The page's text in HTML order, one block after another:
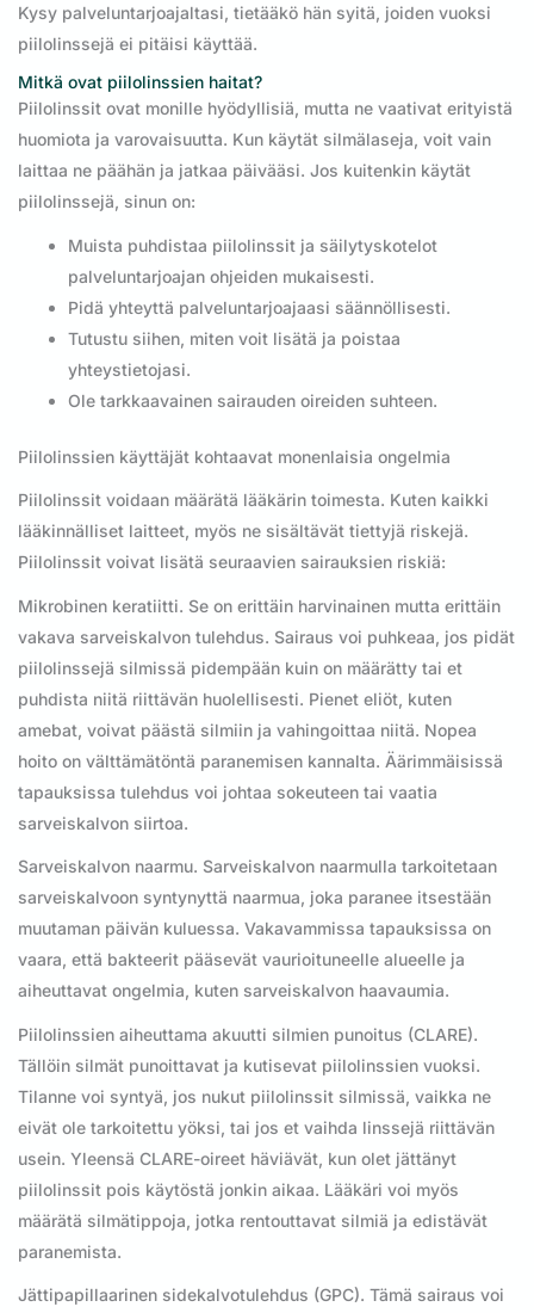
Kysy palveluntarjoajaltasi, tietääkö hän syitä, joiden vuoksi
piilolinssejä ei pitäisi käyttää.
Mitkä ovat piilolinssien haitat?
Piilolinssit ovat monille hyödyllisiä, mutta ne vaativat erityistä
huomiota ja varovaisuutta. Kun käytät silmälaseja, voit vain
laittaa ne päähän ja jatkaa päivääsi. Jos kuitenkin käytät
piilolinssejä, sinun on:
Muista puhdistaa piilolinssit ja säilytyskotelot
palveluntarjoajan ohjeiden mukaisesti.
Pidä yhteyttä palveluntarjoajaasi säännöllisesti.
Tutustu siihen, miten voit lisätä ja poistaa
yhteystietojasi.
Ole tarkkaavainen sairauden oireiden suhteen.
Piilolinssien käyttäjät kohtaavat monenlaisia ongelmia
Piilolinssit voidaan määrätä lääkärin toimesta. Kuten kaikki
lääkinnälliset laitteet, myös ne sisältävät tiettyjä riskejä.
Piilolinssit voivat lisätä seuraavien sairauksien riskiä:
Mikrobinen keratiitti. Se on erittäin harvinainen mutta erittäin
vakava sarveiskalvon tulehdus. Sairaus voi puhkeaa, jos pidät
piilolinssejä silmissä pidempään kuin on määrätty tai et
puhdista niitä riittävän huolellisesti. Pienet eliöt, kuten
amebat, voivat päästä silmiin ja vahingoittaa niitä. Nopea
hoito on välttämätöntä paranemisen kannalta. Äärimmäisissä
tapauksissa tulehdus voi johtaa sokeuteen tai vaatia
sarveiskalvon siirtoa.
Sarveiskalvon naarmu. Sarveiskalvon naarmulla tarkoitetaan
sarveiskalvoon syntynyttä naarmua, joka paranee itsestään
muutaman päivän kuluessa. Vakavammissa tapauksissa on
vaara, että bakteerit pääsevät vaurioituneelle alueelle ja
aiheuttavat ongelmia, kuten sarveiskalvon haavaumia.
Piilolinssien aiheuttama akuutti silmien punoitus (CLARE).
Tällöin silmät punoittavat ja kutisevat piilolinssien vuoksi.
Tilanne voi syntyä, jos nukut piilolinssit silmissä, vaikka ne
eivät ole tarkoitettu yöksi, tai jos et vaihda linssejä riittävän
usein. Yleensä CLARE-oireet häviävät, kun olet jättänyt
piilolinssit pois käytöstä jonkin aikaa. Lääkäri voi myös
määrätä silmätippoja, jotka rentouttavat silmiä ja edistävät
paranemista.
Jättipapillaarinen sidekalvotulehdus (GPC). Tämä sairaus voi